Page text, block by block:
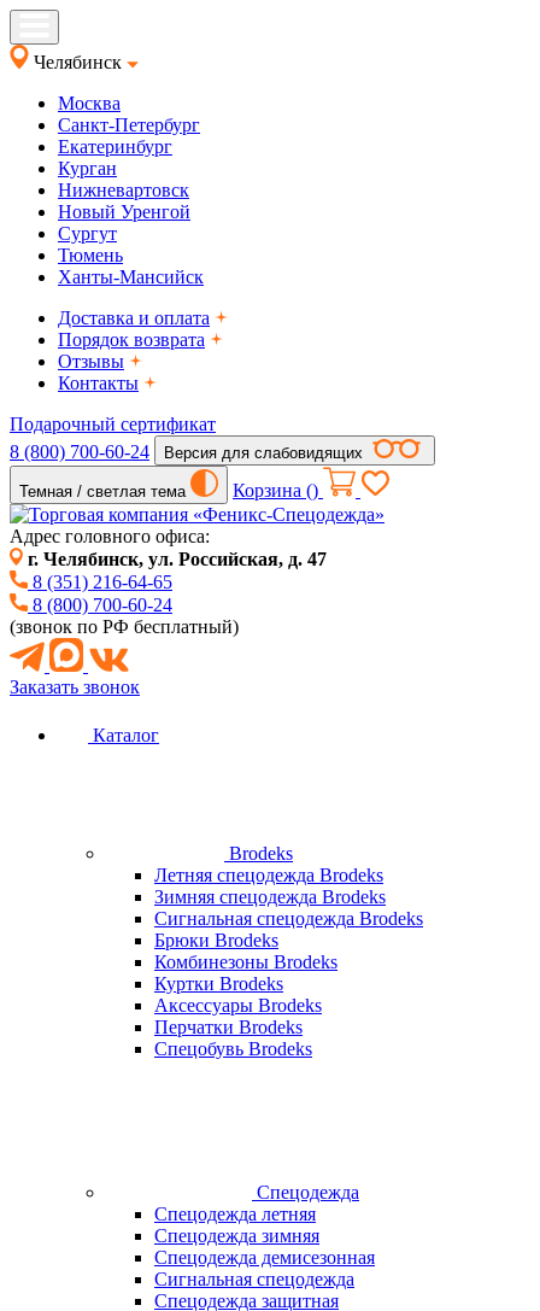
Челябинск
Москва
Санкт-Петербург
Екатеринбург
Курган
Нижневартовск
Новый Уренгой
Сургут
Тюмень
Ханты-Мансийск
Доставка и оплата
Порядок возврата
Отзывы
Контакты
Подарочный сертификат
8 (800) 700-60-24
Версия для слабовидящих
Темная / светлая тема Корзина ()
Адрес головного офиса:
г. Челябинск, ул. Российская, д. 47
8 (351) 216-64-65
8 (800) 700-60-24
(звонок по РФ бесплатный)
Заказать звонок
Каталог
Brodeks
Летняя спецодежда Brodeks
Зимняя спецодежда Brodeks
Сигнальная спецодежда Brodeks
Брюки Brodeks
Комбинезоны Brodeks
Куртки Brodeks
Аксессуары Brodeks
Перчатки Brodeks
Спецобувь Brodeks
Спецодежда
Спецодежда летняя
Спецодежда зимняя
Спецодежда демисезонная
Сигнальная спецодежда
Спецодежда защитная